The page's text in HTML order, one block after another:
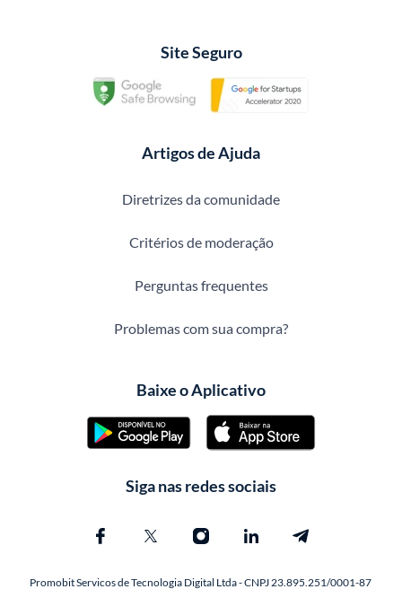
Site Seguro
Artigos de Ajuda
Diretrizes da comunidade
Critérios de moderação
Perguntas frequentes
Problemas com sua compra?
Baixe o Aplicativo
Siga nas redes sociais
Promobit Servicos de Tecnologia Digital Ltda - CNPJ 23.895.251/0001-87